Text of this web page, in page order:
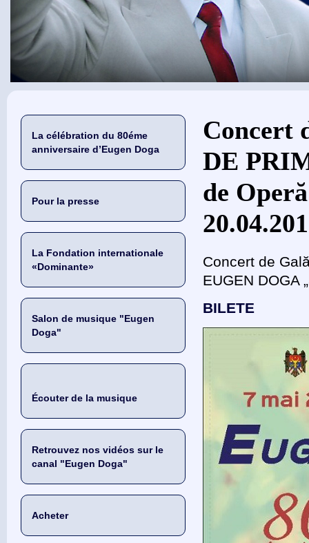
La célébration du 80éme
anniversaire d’Eugen Doga
Pour la presse
La Fondation internationale
«Dominante»
Salon de musique "Eugen
Doga"
Écouter de la musique
Retrouvez nos vidéos sur le
canal "Eugen Doga"
Acheter
Vous êtes ici
Concert
DE
de
Concert de
EUGEN DOGA
BILETE